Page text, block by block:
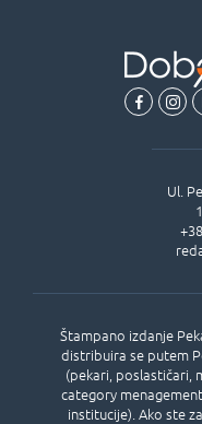
Štampano izdanje
distribuira se putem
(pekari, poslastičari,
category
institucije). Ako ste
Ul.